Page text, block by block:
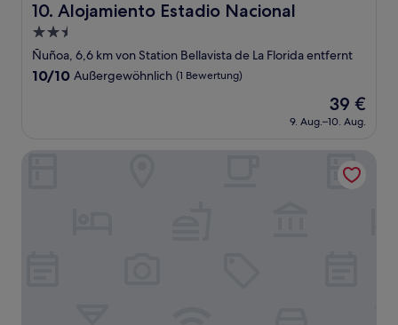
10. Alojamiento Estadio Nacional
Alojamiento Estadio Nacional
2.5-
Sterne-
Unterkunft
Ñuñoa, 6,6 km von Station Bellavista de La Florida entfernt
10.0
Bewertung)
10/10 Außergewöhnlich (1 Bewertung)
Der
Preis
beträgt
39 €
9. Aug.–10. Aug.